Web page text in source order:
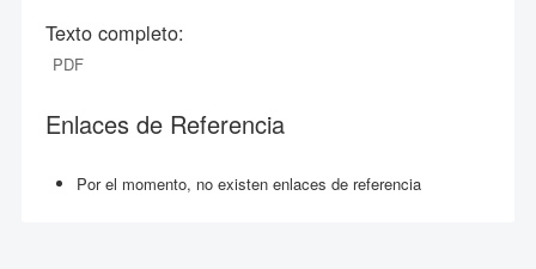
Texto completo:
PDF
Enlaces de Referencia
Por el momento, no existen enlaces de referencia